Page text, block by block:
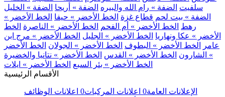
سلفيت الضفة » رام الله والبيره الضفة » أريحا الضفة » الخليل
الضفة » بيت لحم قطاع غزة الخط الأخضر » حيفا الخط الأخضر »
رهط الخط الأخضر » أم الفحم الخط الأخضر » الناصرة الخط
الأخضر » عكا ونهاريا الخط الأخضر » الجليل الخط الأخضر » مرج ابن
عامر
الخط الأخضر » البطوف الخط الأخضر » الجولان الخط الأخضر
» الشارون الخط الأخضر » القدس الخط الأخضر » نتانيا والخضيرة
الخط الأخضر » بئر السبع الخط الأخضر » ايلات
الأقسام الرئيسية
الإعلانات العامة0 اعلانات المركبات0 اعلانات الوظائف